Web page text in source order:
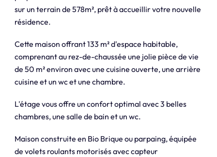
sur un terrain de 578m², prêt à accueillir votre nouvelle
résidence.
Cette maison offrant 133 m² d'espace habitable,
comprenant au rez-de-chaussée une jolie pièce de vie
de 50 m² environ avec une cuisine ouverte, une arrière
cuisine et un wc et une chambre.
L'étage vous offre un confort optimal avec 3 belles
chambres, une salle de bain et un wc.
Maison construite en Bio Brique ou parpaing, équipée
de volets roulants motorisés avec capteur